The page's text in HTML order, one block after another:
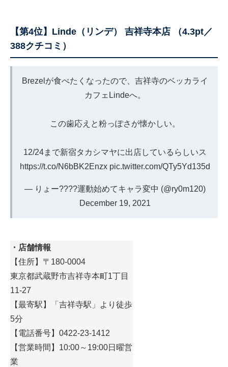
【第4位】Linde（リンデ） 吉祥寺本店 （4.3pt／
388クチコミ）
Brezelが食べたくなったので、吉祥寺のベッカライ
カフェLindeへ。
この歯応えと粉っぽさが懐かしい。
12/24まで新宿タカシマヤに出店しているらしいス
https://t.co/N6bBK2Enzx pic.twitter.com/QTy5Yd135d
— りょー????運動始めてキャラ変中 (@ry0m120)
December 19, 2021
・店舗情報
【住所】〒180-0004
東京都武蔵野市吉祥寺本町1丁目
11-27
【最寄駅】「吉祥寺駅」より徒歩
5分
【電話番号】0422-23-1412
【営業時間】10:00～19:00日曜営
業